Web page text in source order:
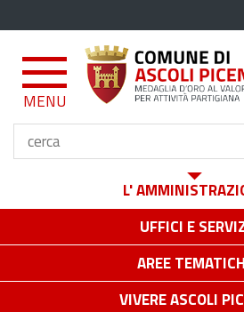
MENU
L'
UFFICI E
AREE
VIVERE ASCOLI